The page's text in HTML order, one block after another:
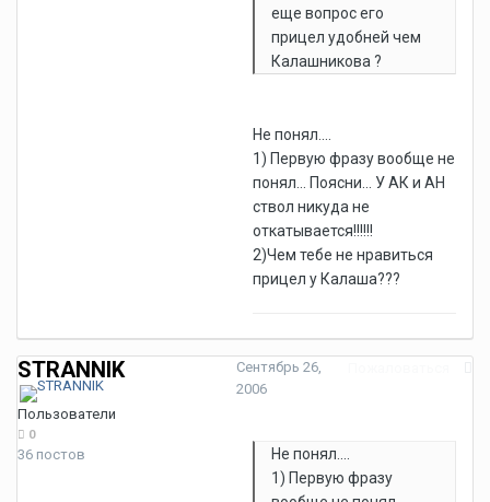
еще вопрос его
прицел удобней чем
Калашникова ?
Не понял....
1) Первую фразу вообще не
понял... Поясни... У АК и АН
ствол никуда не
откатывается!!!!!!
2)Чем тебе не нравиться
прицел у Калаша???
STRANNIK
Пользователи
0
36 постов
Сентябрь 26,
2006
Не понял....
1) Первую фразу